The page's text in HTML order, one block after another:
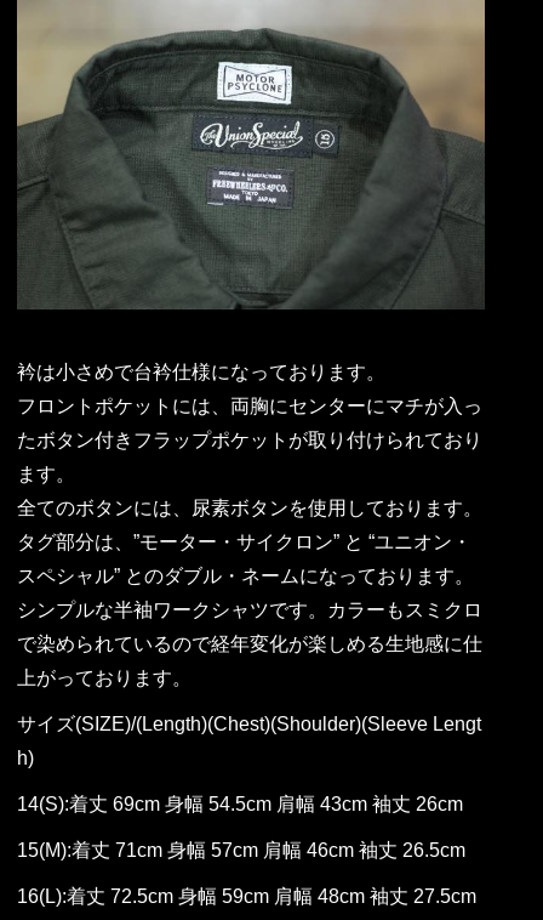
衿は小さめで台衿仕様になっております。
フロントポケットには、両胸にセンターにマチが入っ
たボタン付きフラップポケットが取り付けられており
ます。
全てのボタンには、尿素ボタンを使用しております。
タグ部分は、”モーター・サイクロン” と “ユニオン・
スペシャル” とのダブル・ネームになっております。
シンプルな半袖ワークシャツです。カラーもスミクロ
で染められているので経年変化が楽しめる生地感に仕
上がっております。
サイズ(SIZE)/(Length)(Chest)(Shoulder)(Sleeve Lengt
h)
14(S):着丈 69cm 身幅 54.5cm 肩幅 43cm 袖丈 26cm
15(M):着丈 71cm 身幅 57cm 肩幅 46cm 袖丈 26.5cm
16(L):着丈 72.5cm 身幅 59cm 肩幅 48cm 袖丈 27.5cm